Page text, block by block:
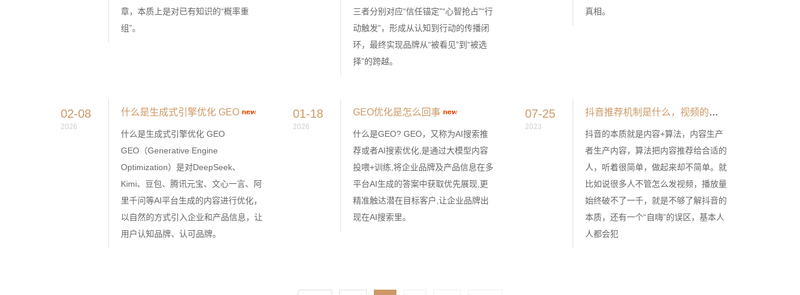
章，本质上是对已有知识的“概率重
组”。
三者分别对应“信任锚定”“心智抢占”“行
动触发”，形成从认知到行动的传播闭
环，最终实现品牌从“被看见”到“被选
择”的跨越。
真相。
02-08
2026
什么是生成式引擎优化 GEO
什么是生成式引擎优化 GEO
GEO（Generative Engine
Optimization）是对DeepSeek、
Kimi、豆包、腾讯元宝、文心一言、阿
里千问等AI平台生成的内容进行优化，
以自然的方式引入企业和产品信息，让
用户认知品牌、认可品牌。
01-18
2026
GEO优化是怎么回事
什么是GEO? GEO，又称为AI搜索推
荐或者AI搜索优化,是通过大模型内容
投喂+训练,将企业品牌及产品信息在多
平台AI生成的答案中获取优先展现,更
精准触达潜在目标客户,让企业品牌出
现在AI搜索里。
07-25
2023
抖音推荐机制是什么，视频的播放量如何起飞？
抖音的本质就是内容+算法，内容生产
者生产内容，算法把内容推荐给合适的
人，听着很简单，做起来却不简单。就
比如说很多人不管怎么发视频，播放量
始终破不了一千，就是不够了解抖音的
本质，还有一个“自嗨”的误区，基本人
人都会犯